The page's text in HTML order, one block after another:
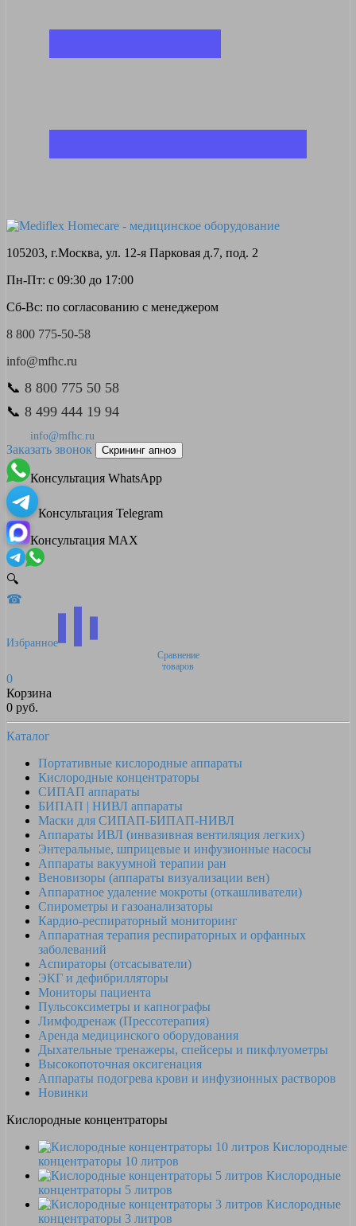
105203, г.Москва, ул. 12-я Парковая д.7, под. 2
Пн-Пт: с 09:30 до 17:00
Сб-Вс: по согласованию с менеджером
8 800 775-50-58
info@mfhc.ru
📞 8 800 775 50 58
📞 8 499 444 19 94
info@mfhc.ru
Заказать звонок Скрининг апноэ
Консультация WhatsApp
Консультация Telegram
Консультация MAX
🔍
☎
Избранное
Сравнение
товаров
0
Корзина
0 руб.
Каталог
Портативные кислородные аппараты
Кислородные концентраторы
СИПАП аппараты
БИПАП | НИВЛ аппараты
Маски для СИПАП-БИПАП-НИВЛ
Аппараты ИВЛ (инвазивная вентиляция легких)
Энтеральные, шприцевые и инфузионные насосы
Аппараты вакуумной терапии ран
Веновизоры (аппараты визуализации вен)
Аппаратное удаление мокроты (откашливатели)
Спирометры и газоанализаторы
Кардио-респираторный мониторинг
Аппаратная терапия респираторных и орфанных
заболеваний
Аспираторы (отсасыватели)
ЭКГ и дефибрилляторы
Мониторы пациента
Пульсоксиметры и капнографы
Лимфодренаж (Прессотерапия)
Аренда медицинского оборудования
Дыхательные тренажеры, спейсеры и пикфлуометры
Высокопоточная оксигенация
Аппараты подогрева крови и инфузионных растворов
Новинки
Кислородные концентраторы
Кислородные
концентраторы 10 литров
Кислородные
концентраторы 5 литров
Кислородные
концентраторы 3 литров